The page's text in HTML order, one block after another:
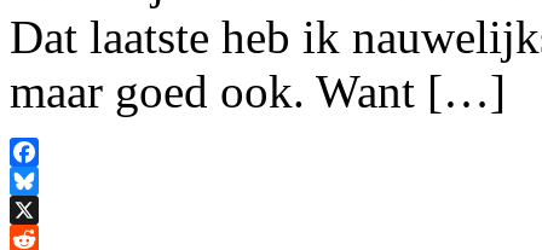
Dat laatste heb ik
maar goed ook. Want […]
Facebook
Bluesky
X